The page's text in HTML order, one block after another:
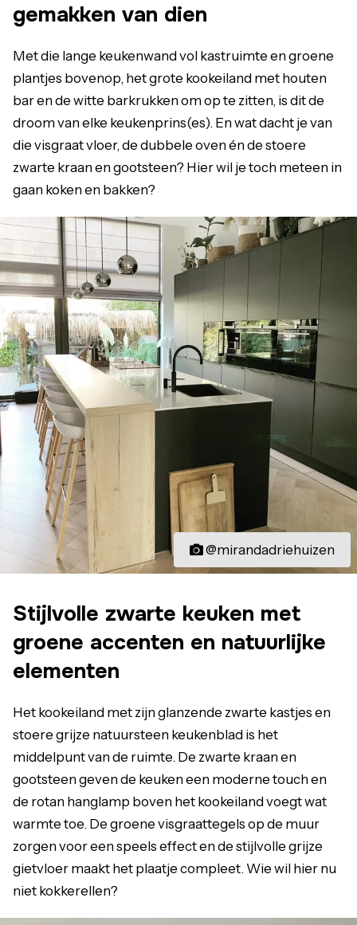
gemakken van dien
Met die lange keukenwand vol kastruimte en groene
plantjes bovenop, het grote kookeiland met houten
bar en de witte barkrukken om op te zitten, is dit de
droom van elke keukenprins(es). En wat dacht je van
die visgraat vloer, de dubbele oven én de stoere
zwarte kraan en gootsteen? Hier wil je toch meteen in
gaan koken en bakken?
@mirandadriehuizen
Stijlvolle zwarte keuken met
groene accenten en natuurlijke
elementen
Het kookeiland met zijn glanzende zwarte kastjes en
stoere grijze natuursteen keukenblad is het
middelpunt van de ruimte. De zwarte kraan en
gootsteen geven de keuken een moderne touch en
de rotan hanglamp boven het kookeiland voegt wat
warmte toe. De groene visgraattegels op de muur
zorgen voor een speels effect en de stijlvolle grijze
gietvloer maakt het plaatje compleet. Wie wil hier nu
niet kokkerellen?